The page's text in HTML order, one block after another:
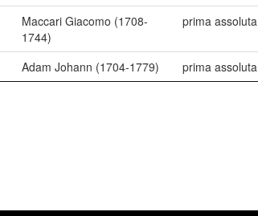
Maccari Giacomo (1708-
1744)
prima assoluta
Adam Johann (1704-1779) prima assoluta